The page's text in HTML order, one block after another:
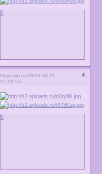
0
Поделиться 4
2013-03-11
15:23:55
0